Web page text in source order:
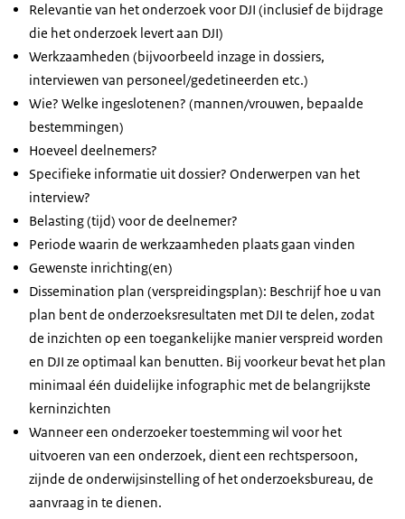
Relevantie van het onderzoek voor DJI (inclusief de bijdrage
die het onderzoek levert aan DJI)
Werkzaamheden (bijvoorbeeld inzage in dossiers,
interviewen van personeel/gedetineerden etc.)
Wie? Welke ingeslotenen? (mannen/vrouwen, bepaalde
bestemmingen)
Hoeveel deelnemers?
Specifieke informatie uit dossier? Onderwerpen van het
interview?
Belasting (tijd) voor de deelnemer?
Periode waarin de werkzaamheden plaats gaan vinden
Gewenste inrichting(en)
Dissemination plan (verspreidingsplan): Beschrijf hoe u van
plan bent de onderzoeksresultaten met DJI te delen, zodat
de inzichten op een toegankelijke manier verspreid worden
en DJI ze optimaal kan benutten. Bij voorkeur bevat het plan
minimaal één duidelijke infographic met de belangrijkste
kerninzichten
Wanneer een onderzoeker toestemming wil voor het
uitvoeren van een onderzoek, dient een rechtspersoon,
zijnde de onderwijsinstelling of het onderzoeksbureau, de
aanvraag in te dienen.